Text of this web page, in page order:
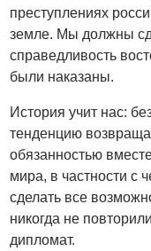
преступлениях
земле. Мы должны
справедливость
были наказаны.
История учит нас:
тенденцию
обязанностью
мира, в частности с
сделать все
никогда не
дипломат.